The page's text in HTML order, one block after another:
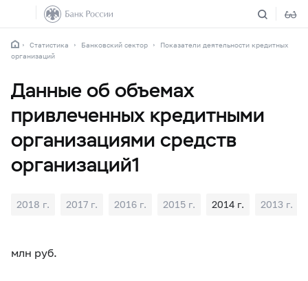
Статистика Банковский сектор
Показатели деятельности кредитных
организаций
Данные об объемах
привлеченных кредитными
организациями средств
организаций1
2018 г. 2017 г. 2016 г. 2015 г. 2014 г. 2013 г.
млн руб.